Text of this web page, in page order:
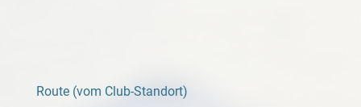
Route (vom Club-Standort)